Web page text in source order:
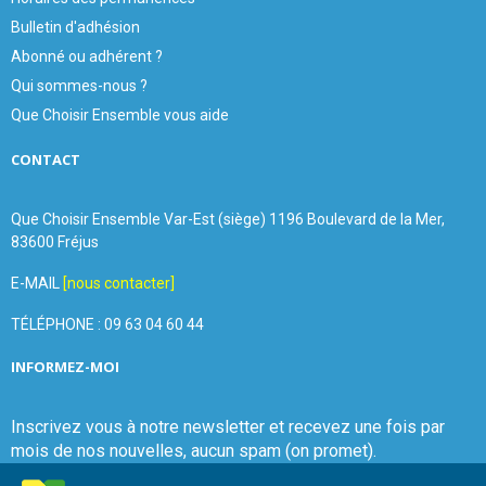
Bulletin d'adhésion
Abonné ou adhérent ?
Qui sommes-nous ?
Que Choisir Ensemble vous aide
CONTACT
Que Choisir Ensemble Var-Est (siège) 1196 Boulevard de la Mer,
83600 Fréjus
E-MAIL [nous contacter]
TÉLÉPHONE : 09 63 04 60 44
INFORMEZ-MOI
Inscrivez vous à notre newsletter et recevez une fois par
mois de nos nouvelles, aucun spam (on promet).